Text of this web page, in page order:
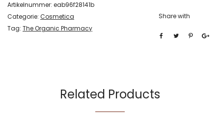
Artikelnummer: eab96f28141b
Categorie: Cosmetica
Tag: The Organic Pharmacy
Share with
Related Products